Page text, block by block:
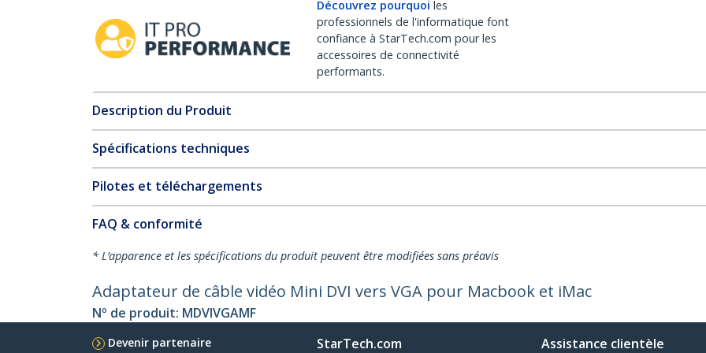
Découvrez pourquoi les
professionnels de l'informatique font
confiance à StarTech.com pour les
accessoires de connectivité
performants.
Description du Produit
Spécifications techniques
Pilotes et téléchargements
FAQ & conformité
* L’apparence et les spécifications du produit peuvent être modifiées sans préavis
Adaptateur de câble vidéo Mini DVI vers VGA pour Macbook et iMac
Nº de produit: MDVIVGAMF
Devenir partenaire
StarTech.com Assistance clientèle